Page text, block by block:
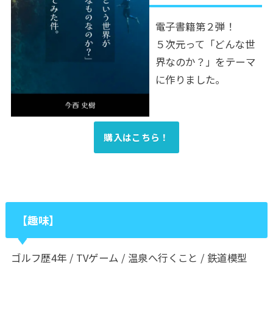
電子書籍第２弾！
５次元って「どんな世
界なのか？」をテーマ
に作りました。
購入はこちら！
【趣味】
ゴルフ歴4年 / TVゲーム / 温泉へ行くこと / 鉄道模型